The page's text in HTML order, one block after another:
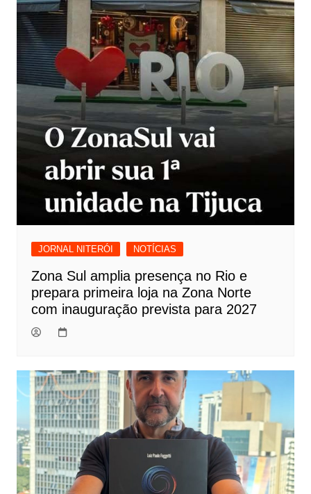
JORNAL NITERÓI NOTÍCIAS
Zona Sul amplia presença no Rio e
prepara primeira loja na Zona Norte
com inauguração prevista para 2027